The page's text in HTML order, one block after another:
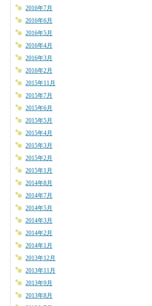
2016年7月
2016年6月
2016年5月
2016年4月
2016年3月
2016年2月
2015年11月
2015年7月
2015年6月
2015年5月
2015年4月
2015年3月
2015年2月
2015年1月
2014年8月
2014年7月
2014年5月
2014年3月
2014年2月
2014年1月
2013年12月
2013年11月
2013年9月
2013年8月